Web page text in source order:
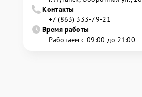
Контакты
+7 (863) 333-79-21
Время работы
Работаем с 09:00 до 21:00